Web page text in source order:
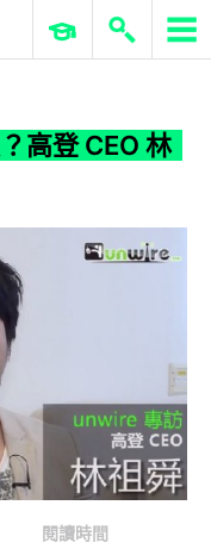
ERP 與商業 AI
高登 CEO 林
閱讀時間